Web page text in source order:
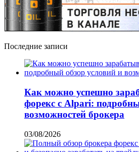
Последние записи
Как можно успешно
форекс с Alpari:
возможностей брокера
03/08/2026